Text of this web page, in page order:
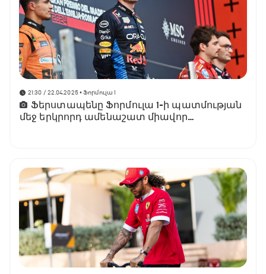
21:30 / 22.04.2025• Ֆորմուլա 1
Ֆերստապենը Ֆորմուլա 1-ի պատմության
մեջ երկրորդ ամենաշատ միավոր